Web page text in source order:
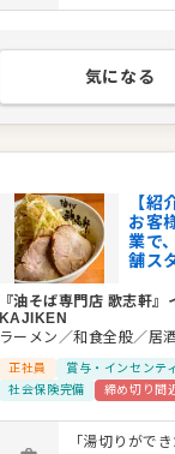
気になる
【紹
お客
業で
舗ス
『油そば専門店 歌志軒
KAJIKEN
ラーメン／和食全般／居
正社員 賞与・インセンテ
社会保険完備
締め切り間
「湯切りがで